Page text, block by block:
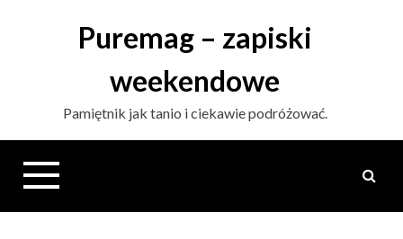
c
Puremag – zapiski
weekendowe
Pamiętnik jak tanio i ciekawie podróżować.